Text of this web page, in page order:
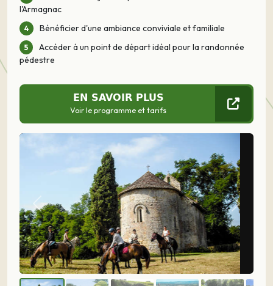
l'Armagnac
Bénéficier d'une ambiance conviviale et familiale
Accéder à un point de départ idéal pour la randonnée
pédestre
EN SAVOIR PLUS
Voir le programme et tarifs
Précédent Suivant